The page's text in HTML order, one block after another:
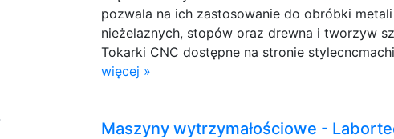
pozwala na ich zastosowanie do obróbki
nieżelaznych, stopów oraz drewna i tworzyw
Tokarki CNC dostępne na stronie
więcej »
Maszyny wytrzymałościowe -